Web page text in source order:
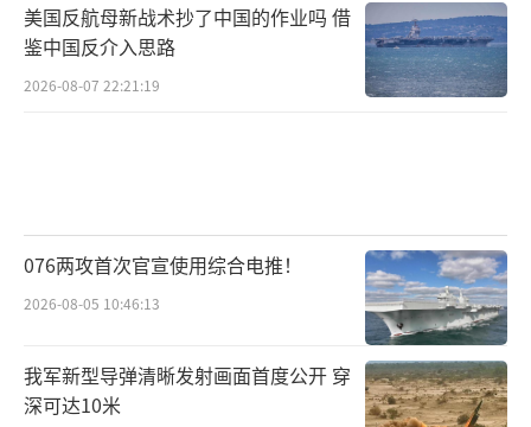
美国反航母新战术抄了中国的作业吗 借
鉴中国反介入思路
2026-08-07 22:21:19
076两攻首次官宣使用综合电推！
2026-08-05 10:46:13
我军新型导弹清晰发射画面首度公开 穿
深可达10米